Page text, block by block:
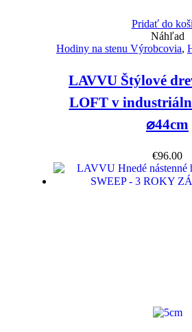
Pridať do
Náhľad
Hodiny na stenu Výrobcovia,
LAVVU Štýlové
LOFT v
⌀44cm
€96.00